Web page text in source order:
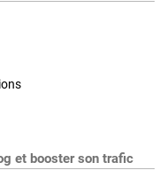
et booster son trafic